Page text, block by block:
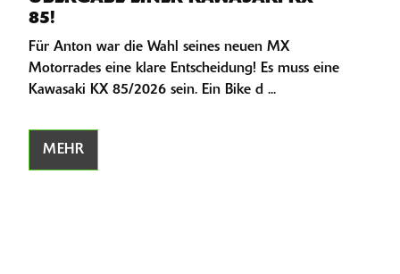
85!
Für Anton war die Wahl seines neuen MX
Motorrades eine klare Entscheidung! Es muss eine
Kawasaki KX 85/2026 sein. Ein Bike d ...
MEHR